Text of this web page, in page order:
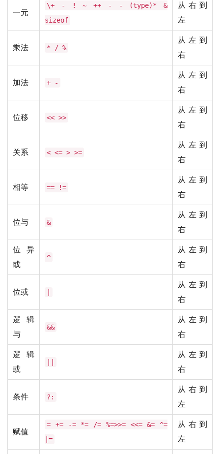
一元
\+ - ! ~ ++ - - (type)* &
sizeof
从右到
左
乘法 * / %
从左到
右
加法 + -
从左到
右
位移 << >>
从左到
右
关系 < <= > >=
从左到
右
相等 == !=
从左到
右
位与 &
从左到
右
位异
或
^
从左到
右
位或
从左到
右
逻辑
与
&&
从左到
右
逻辑
或
从左到
右
条件 ?:
从右到
左
赋值
= += -= *= /= %=>>= <<= &= ^=
|=
从右到
左